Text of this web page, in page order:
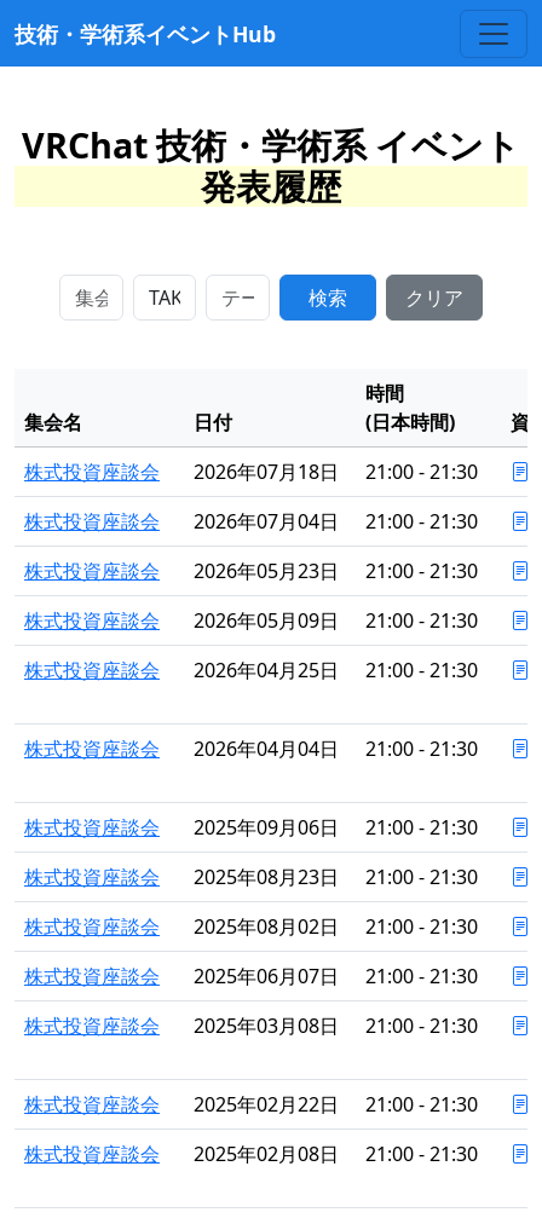
技術・学術系イベントHub
VRChat 技術・学術系 イベント
発表履歴
検索 クリア
集会名 日付
時間
(日本時間)
資
株式投資座談会
2026年07月18日
21:00 - 21:30
株式投資座談会
2026年07月04日
21:00 - 21:30
株式投資座談会
2026年05月23日
21:00 - 21:30
株式投資座談会
2026年05月09日
21:00 - 21:30
株式投資座談会
2026年04月25日 21:00 - 21:30
株式投資座談会 2026年04月04日 21:00 - 21:30
株式投資座談会 2025年09月06日
21:00 - 21:30
株式投資座談会
2025年08月23日
21:00 - 21:30
株式投資座談会
2025年08月02日
21:00 - 21:30
株式投資座談会
2025年06月07日
21:00 - 21:30
株式投資座談会
2025年03月08日 21:00 - 21:30
株式投資座談会 2025年02月22日
21:00 - 21:30
株式投資座談会
2025年02月08日 21:00 - 21:30